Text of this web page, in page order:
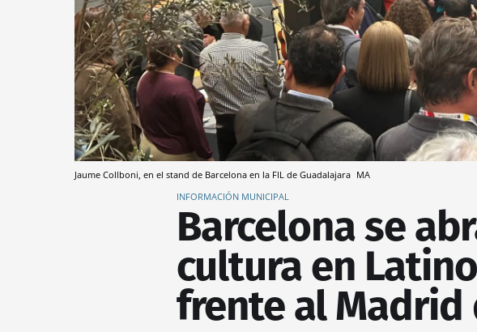
Jaume Collboni, en el stand de Barcelona en la FIL de Guadalajara MA
INFORMACIÓN MUNICIPAL
Barcelona se
cultura en
frente al